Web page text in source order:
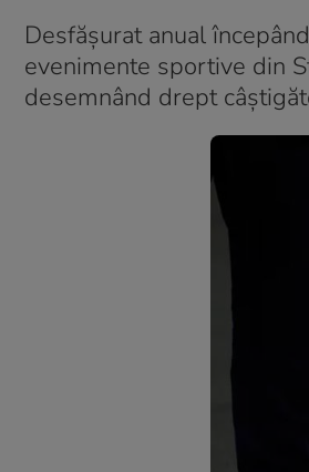
Desfăşurat anual
evenimente sportive din
desemnând drept